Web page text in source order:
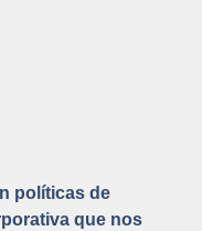
políticas de
que nos